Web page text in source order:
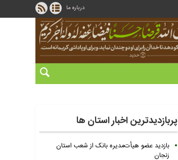
درباره ما
پربازدیدترین اخبار استان ها
بازدید عضو هیأت‌مدیره بانک از شعب استان
زنجان